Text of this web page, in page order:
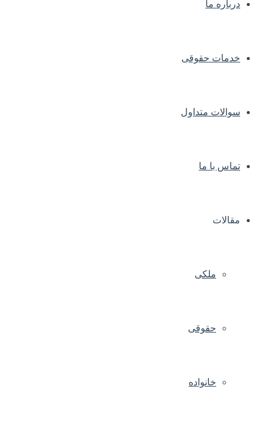
درباره ما
خدمات حقوقی
سوالات متداول
تماس با ما
مقالات
ملکی
حقوقی
خانواده